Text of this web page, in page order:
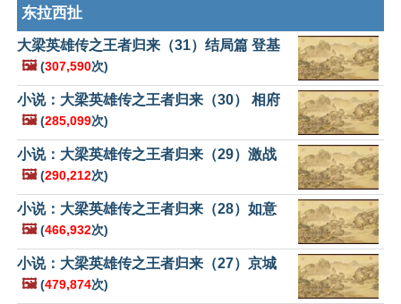
东拉西扯
大梁英雄传之王者归来（31）结局篇 登基
🖼️ (307,590次)
小说：大梁英雄传之王者归来（30） 相府
🖼️ (285,099次)
小说：大梁英雄传之王者归来（29）激战
🖼️ (290,212次)
小说：大梁英雄传之王者归来（28）如意
🖼️ (466,932次)
小说：大梁英雄传之王者归来（27）京城
🖼️ (479,874次)